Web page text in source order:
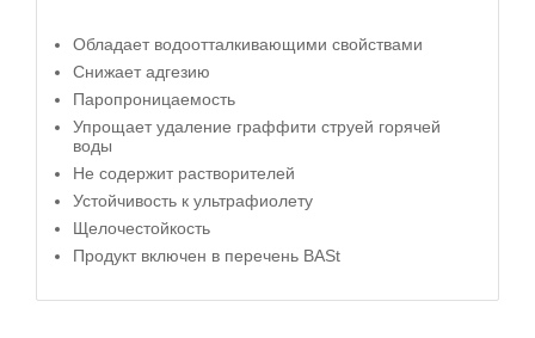
Обладает водоотталкивающими свойствами
Снижает адгезию
Паропроницаемость
Упрощает удаление граффити струей горячей
воды
Не содержит растворителей
Устойчивость к ультрафиолету
Щелочестойкость
Продукт включен в перечень BASt